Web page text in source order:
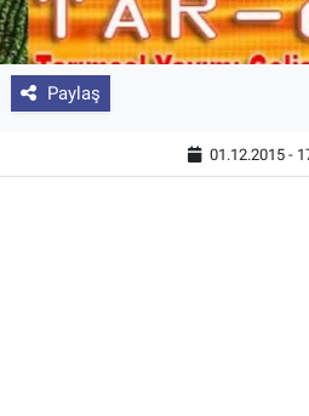
Paylaş
01.12.2015 -
Yetiştirici Soruyor
Dünyada Tarım
Üretici Birlikleri